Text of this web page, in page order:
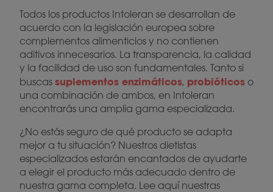
Todos los productos Intoleran se desarrollan de
acuerdo con la legislación europea sobre
complementos alimenticios y no contienen
aditivos innecesarios. La transparencia, la calidad
y la facilidad de uso son fundamentales. Tanto si
buscas suplementos enzimáticos, probióticos o
una combinación de ambos, en Intoleran
encontrarás una amplia gama especializada.
¿No estás seguro de qué producto se adapta
mejor a tu situación? Nuestros dietistas
especializados estarán encantados de ayudarte
a elegir el producto más adecuado dentro de
nuestra gama completa. Lee aquí nuestras